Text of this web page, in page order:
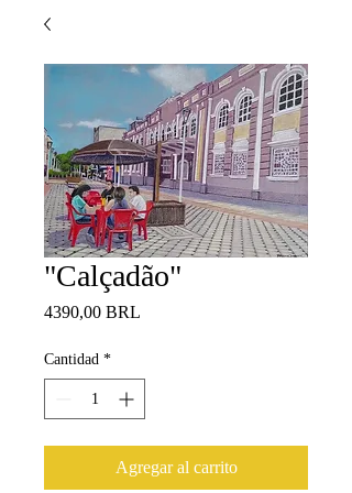
"Calçadão"
4390,00 BRL
Cantidad *
Agregar al carrito